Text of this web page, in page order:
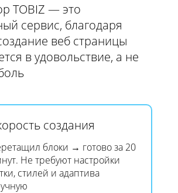
TOBIZ — это
сервис, благодаря
веб страницы
в удовольствие, а не
создания​​​​​​​
блоки → готово за 20
Не требуют настройки
стилей и адаптива